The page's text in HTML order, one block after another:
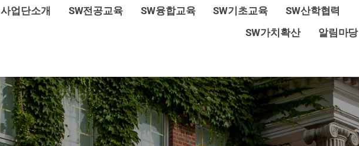
사업단소개 SW전공교육 SW융합교육 SW기초교육
SW산학협력
SW가치확산
알림마당